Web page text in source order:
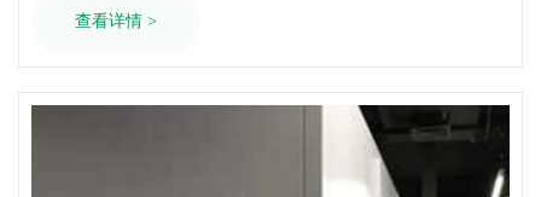
查看详情 >